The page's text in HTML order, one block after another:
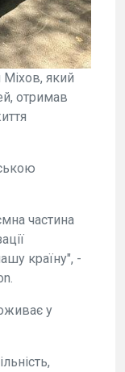
Міхов, який
отримав
частина
країну", -
у